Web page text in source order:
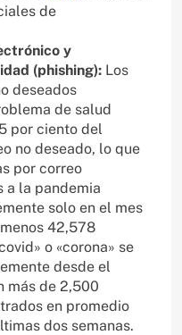
de
y
(phishing): Los
deseados
de salud
por ciento del
no deseado, lo que
por correo
a la pandemia
solo en el mes
42,578
o «corona» se
desde el
más de 2,500
en promedio
dos semanas.